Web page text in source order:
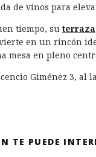
de vinos para
tiempo, su terraza
en un rincón
mesa en pleno
Giménez 3, al
TE PUEDE